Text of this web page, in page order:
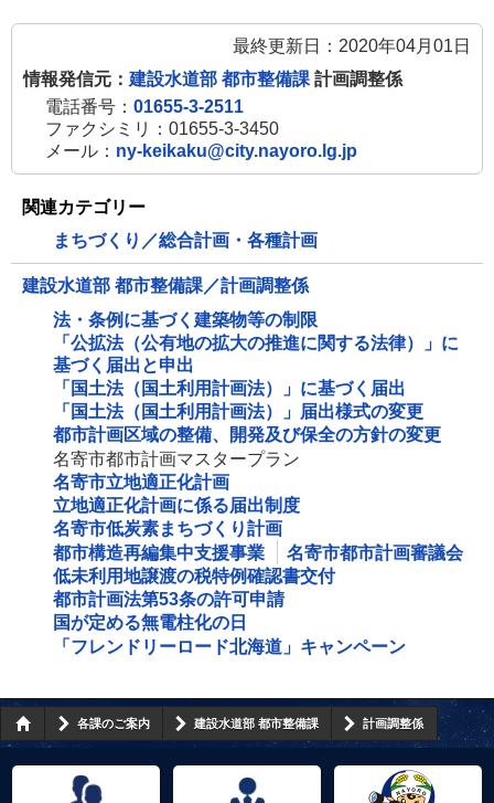
最終更新日：2020年04月01日
情報発信元： 建設水道部 都市整備課 計画調整係
電話番号： 01655-3-2511
ファクシミリ：01655-3-3450
メール： ny-keikaku@city.nayoro.lg.jp
関連カテゴリー
まちづくり／総合計画・各種計画
建設水道部 都市整備課／計画調整係
法・条例に基づく建築物等の制限
「公拡法（公有地の拡大の推進に関する法律）」に
基づく届出と申出
「国土法（国土利用計画法）」に基づく届出
「国土法（国土利用計画法）」届出様式の変更
都市計画区域の整備、開発及び保全の方針の変更
名寄市都市計画マスタープラン
名寄市立地適正化計画
立地適正化計画に係る届出制度
名寄市低炭素まちづくり計画
都市構造再編集中支援事業
名寄市都市計画審議会
低未利用地譲渡の税特例確認書交付
都市計画法第53条の許可申請
国が定める無電柱化の日
「フレンドリーロード北海道」キャンペーン
各課のご案内 建設水道部 都市整備課 計画調整係